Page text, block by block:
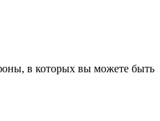
в которых вы можете быть